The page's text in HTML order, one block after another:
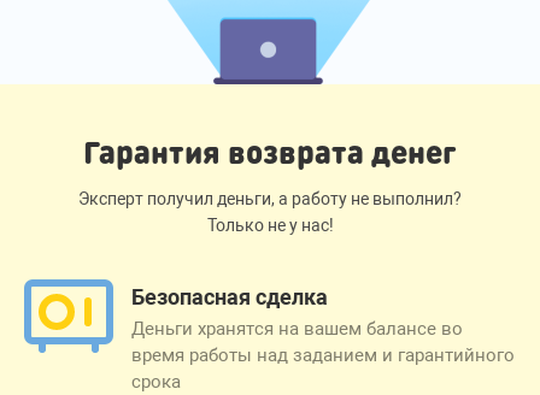
Гарантия возврата денег
Эксперт получил деньги, а работу не выполнил?
Только не у нас!
Безопасная сделка
Деньги хранятся на вашем балансе во
время работы над заданием и гарантийного
срока